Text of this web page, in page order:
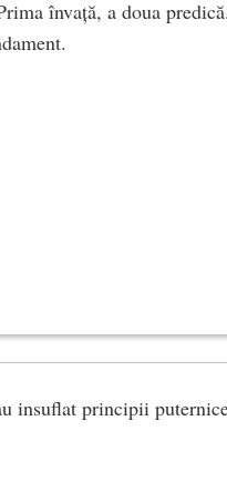
învață, a doua
insuflat principii